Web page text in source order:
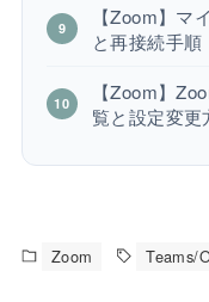
【Zoom】マ
と再接続手順
【Zoom】
覧と設定変更
Zoom Teams/